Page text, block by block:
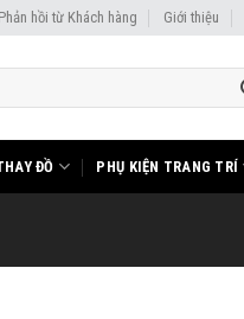
Phản hồi từ Khách hàng Giới thiệu
ĐỒ PHỤ KIỆN TRANG TRÍ